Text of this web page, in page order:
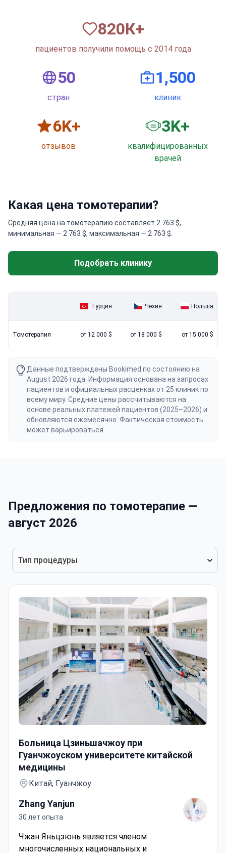
820К+
пациентов получили помощь с 2014 года
50
стран
1,500
клиник
6K+
отзывов
3K+
квалифицированных
врачей
Какая цена томотерапии?
Средняя цена на томотерапию составляет 2 763 $,
минимальная — 2 763 $, максимальная — 2 763 $.
Подобрать клинику
Турция Чехия Польша
Томотерапия от 12 000 $ от 18 000 $ от 15 000 $
Данные подтверждены Bookimed по состоянию на
August 2026 года. Информация основана на запросах
пациентов и официальных расценках от 25 клиник по
всему миру. Средние цены рассчитываются на
основе реальных платежей пациентов (2025–2026) и
обновляются ежемесячно. Фактическая стоимость
может варьироваться.
Предложения по томотерапие —
август 2026
Тип процедуры
Больница Цзиньшачжоу при
Гуанчжоуском университете китайской
медицины
Китай, Гуанчжоу
Zhang Yanjun
30 лет опыта
Чжан Яньцзюнь является членом
многочисленных национальных и